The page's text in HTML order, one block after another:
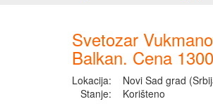
Svetozar
Balkan. Cena
Lokacija:
Novi Sad grad
Stanje:
Korišteno